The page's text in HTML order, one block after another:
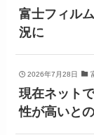
富士フィル
況に
2026年7月28日
現在ネット
性が高いと